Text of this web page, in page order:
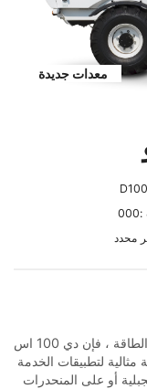
معدات جديدة
:
000
محدد
مع قدرة تحميل تبلغ 10000 كجم ومحرك عالي الطاقة ، فإن دي 100 اس
مثالية لتطبيقات الخدمة
أو على المنحدرات